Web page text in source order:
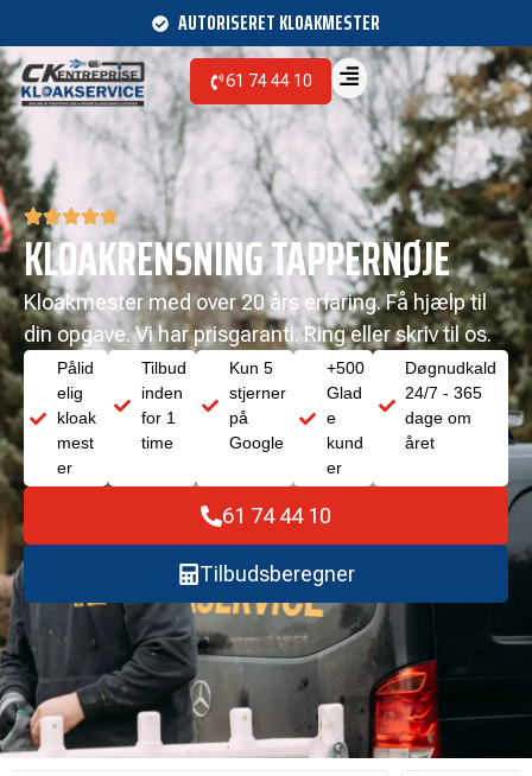
AUTORISERET KLOAKMESTER
61 74 44 10
KLOAKRENSNING TAPPERNØJE
Kloakmester med over 20 års erfaring. Få hjælp til
din opgave. Vi har prisgaranti. Ring eller skriv til os.
Pålid
elig
kloak
mest
er
Tilbud
inden
for 1
time
Kun 5
stjerner
på
Google
+500
Glad
e
kund
er
Døgnudkald
24/7 - 365
dage om
året
61 74 44 10
Tilbudsberegner